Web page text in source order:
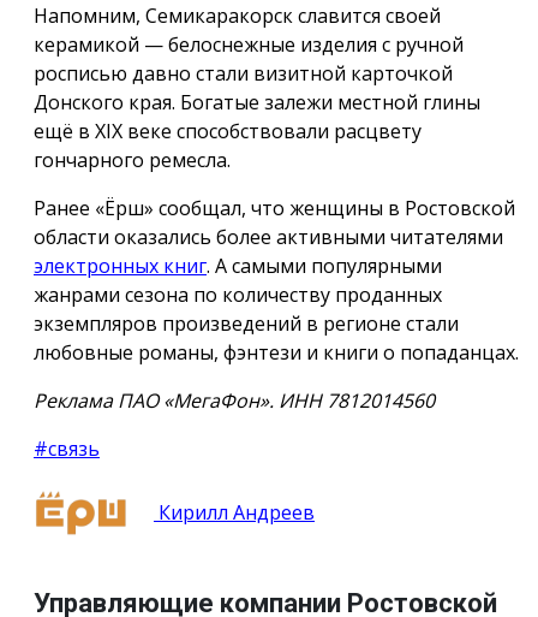
Напомним, Семикаракорск славится своей
керамикой — белоснежные изделия с ручной
росписью давно стали визитной карточкой
Донского края. Богатые залежи местной глины
ещё в XIX веке способствовали расцвету
гончарного ремесла.
Ранее «Ёрш» сообщал, что женщины в Ростовской
области оказались более активными читателями
электронных книг. А самыми популярными
жанрами сезона по количеству проданных
экземпляров произведений в регионе стали
любовные романы, фэнтези и книги о попаданцах.
Реклама ПАО «МегаФон». ИНН 7812014560
#связь
Кирилл Андреев
Управляющие компании Ростовской